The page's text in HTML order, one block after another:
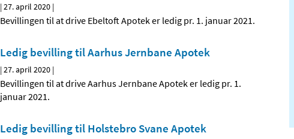
|27. april 2020 |
Bevillingen til at drive Ebeltoft Apotek er ledig pr. 1. januar 2021.
Ledig bevilling til Aarhus Jernbane Apotek
|27. april 2020 |
Bevillingen til at drive Aarhus Jernbane Apotek er ledig pr. 1.
januar 2021.
Ledig bevilling til Holstebro Svane Apotek